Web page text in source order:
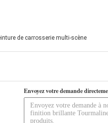
de carrosserie multi-scène
Envoyez votre demande